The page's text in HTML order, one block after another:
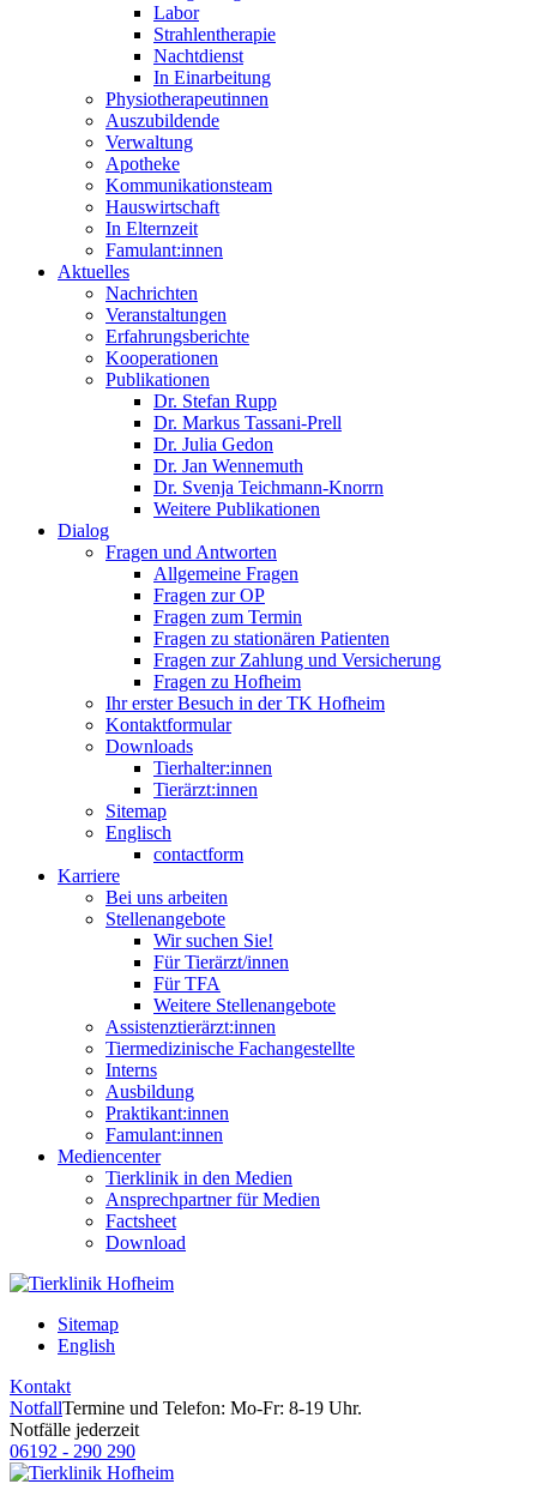
Labor
Strahlentherapie
Nachtdienst
In Einarbeitung
Physiotherapeutinnen
Auszubildende
Verwaltung
Apotheke
Kommunikationsteam
Hauswirtschaft
In Elternzeit
Famulant:innen
Aktuelles
Nachrichten
Veranstaltungen
Erfahrungsberichte
Kooperationen
Publikationen
Dr. Stefan Rupp
Dr. Markus Tassani-Prell
Dr. Julia Gedon
Dr. Jan Wennemuth
Dr. Svenja Teichmann-Knorrn
Weitere Publikationen
Dialog
Fragen und Antworten
Allgemeine Fragen
Fragen zur OP
Fragen zum Termin
Fragen zu stationären Patienten
Fragen zur Zahlung und Versicherung
Fragen zu Hofheim
Ihr erster Besuch in der TK Hofheim
Kontaktformular
Downloads
Tierhalter:innen
Tierärzt:innen
Sitemap
Englisch
contactform
Karriere
Bei uns arbeiten
Stellenangebote
Wir suchen Sie!
Für Tierärzt/innen
Für TFA
Weitere Stellenangebote
Assistenztierärzt:innen
Tiermedizinische Fachangestellte
Interns
Ausbildung
Praktikant:innen
Famulant:innen
Mediencenter
Tierklinik in den Medien
Ansprechpartner für Medien
Factsheet
Download
Sitemap
English
Kontakt
NotfallTermine und Telefon: Mo-Fr: 8-19 Uhr.
Notfälle jederzeit
06192 - 290 290